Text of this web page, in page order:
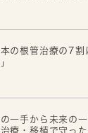
の根管治療の7割
一手から未来の
療・移植で守っ